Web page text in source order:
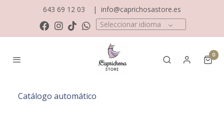
643 69 12 03 | info@caprichosastore.es
Seleccionar idioma
0
Catálogo automático